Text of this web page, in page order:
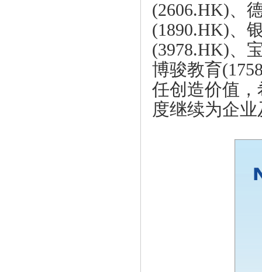
(2606.HK)、
(1890.HK)、
(3978.HK)、
博骏教育
任创造价值
度继续为企